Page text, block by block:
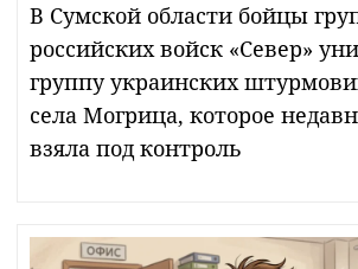
В Сумской области бойцы
российских войск «Север»
группу украинских
села Могрица, которое
взяла под контроль